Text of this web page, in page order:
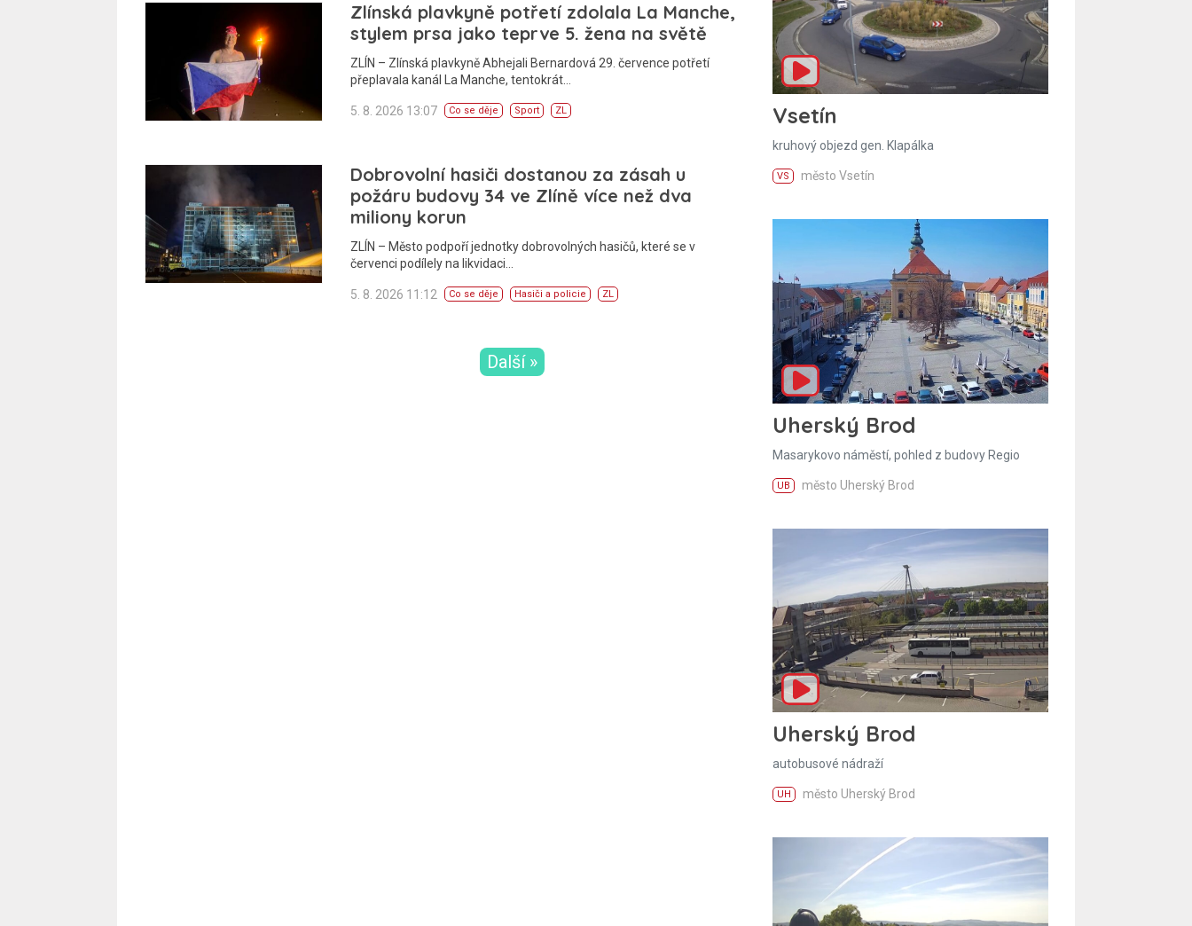
Zlínská plavkyně potřetí zdolala La Manche,
stylem prsa jako teprve 5. žena na světě
ZLÍN – Zlínská plavkyně Abhejali Bernardová 29. července potřetí
přeplavala kanál La Manche, tentokrát…
5. 8. 2026 13:07 Co se děje Sport ZL
Dobrovolní hasiči dostanou za zásah u
požáru budovy 34 ve Zlíně více než dva
miliony korun
ZLÍN – Město podpoří jednotky dobrovolných hasičů, které se v
červenci podílely na likvidaci…
5. 8. 2026 11:12 Co se děje Hasiči a policie ZL
Další »
Vsetín
kruhový objezd gen. Klapálka
VS město Vsetín
Uherský Brod
Masarykovo náměstí, pohled z budovy Regio
UB město Uherský Brod
Uherský Brod
autobusové nádraží
UH město Uherský Brod